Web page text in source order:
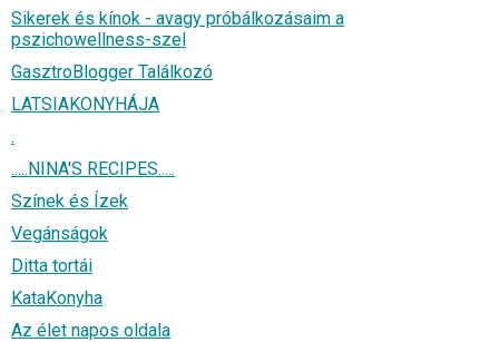
Sikerek és kínok - avagy próbálkozásaim a
pszichowellness-szel
GasztroBlogger Találkozó
LATSIAKONYHÁJA
.
.....NINA'S RECIPES.....
Színek és Ízek
Vegánságok
Ditta tortái
KataKonyha
Az élet napos oldala